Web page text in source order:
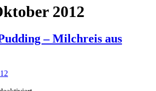
2012
– Milchreis aus